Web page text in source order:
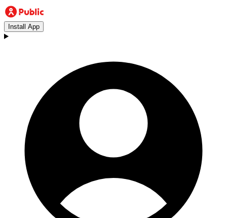
Install App